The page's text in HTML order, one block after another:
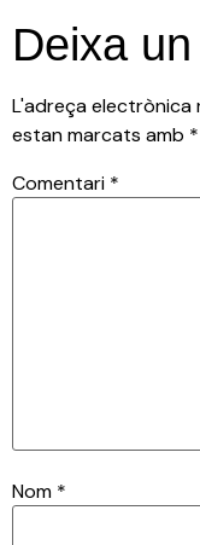
Deixa
L'adreça electrònica
estan marcats amb *
Comentari *
Nom *